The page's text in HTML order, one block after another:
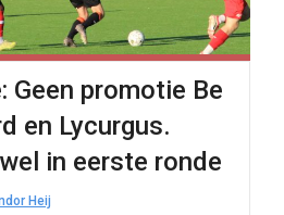
Geen promotie Be
en Lycurgus.
in eerste ronde
Heij